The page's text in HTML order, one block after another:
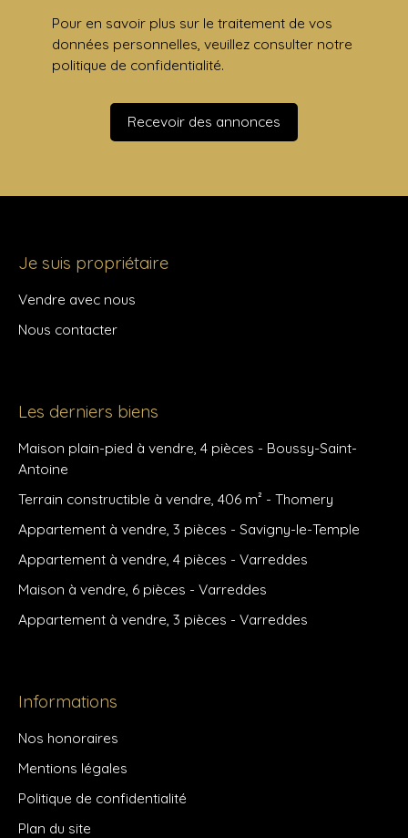
Pour en savoir plus sur le traitement de vos
données personnelles, veuillez consulter notre
politique de confidentialité.
Recevoir des annonces
Je suis propriétaire
Vendre avec nous
Nous contacter
Les derniers biens
Maison plain-pied à vendre, 4 pièces - Boussy-Saint-
Antoine
Terrain constructible à vendre, 406 m² - Thomery
Appartement à vendre, 3 pièces - Savigny-le-Temple
Appartement à vendre, 4 pièces - Varreddes
Maison à vendre, 6 pièces - Varreddes
Appartement à vendre, 3 pièces - Varreddes
Informations
Nos honoraires
Mentions légales
Politique de confidentialité
Plan du site